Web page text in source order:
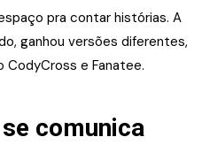
pra contar histórias. A
ganhou versões diferentes,
e Fanatee.
comunica